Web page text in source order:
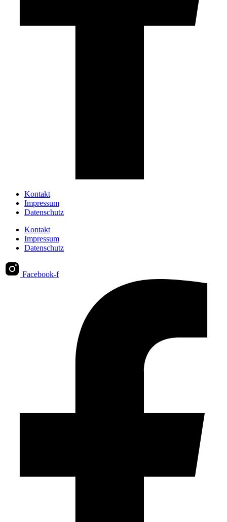
Kontakt
Impressum
Datenschutz
Kontakt
Impressum
Datenschutz
Facebook-f